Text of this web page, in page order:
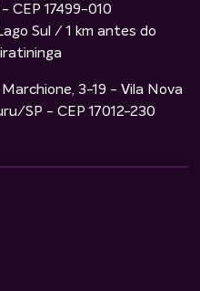
CEP 17499-010
Sul / 1 km antes do
3-19 - Vila Nova
SP - CEP 17012-230